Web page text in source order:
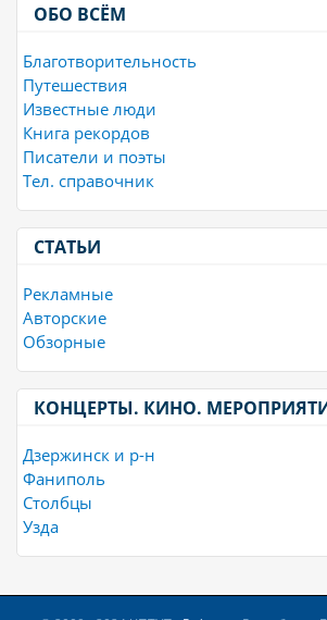
ОБО ВСЁМ
Благотворительность
Путешествия
Известные люди
Книга рекордов
Писатели и поэты
Тел. справочник
СТАТЬИ
Рекламные
Авторские
Обзорные
КОНЦЕРТЫ. КИНО.
Дзержинск и р-н
Фаниполь
Столбцы
Узда